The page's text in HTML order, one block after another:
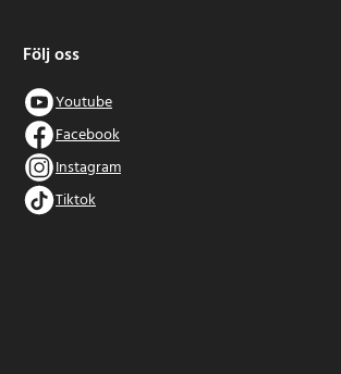
Följ oss
Youtube
Facebook
Instagram
Tiktok